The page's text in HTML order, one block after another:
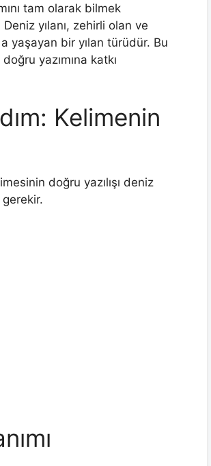
tam olarak bilmek
yılanı, zehirli olan ve
yaşayan bir yılan türüdür. Bu
yazımına katkı
Kelimenin
doğru yazılışı deniz
gerekir.